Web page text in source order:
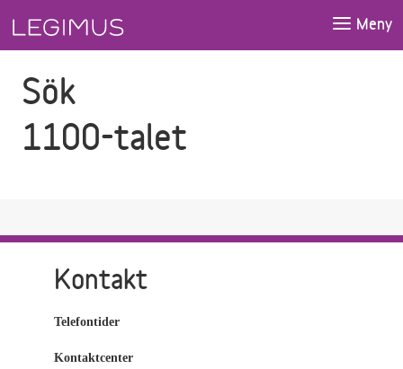
Meny
Sök
1100-talet
Kontakt
Telefontider
Kontaktcenter